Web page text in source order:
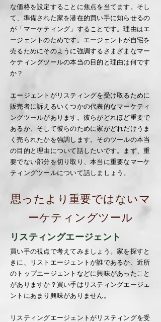
な価格を設定することに焦点を当てます。そし
て、準備された家を潜在的買い手に知らせるの
が「マーケティング」することです。理由はエ
ージェントのためです。エージェントが自宅を
売るためにそのように強調するさまざまなマー
ケティングツールの本当の目的と理由は何です
か？
エージェントがリスティングを受け取るために
販売者に訴えるいくつかの代表的なマーケティ
ングツールがあります。彼らがどれほど重要で
あるか、そして彼らのために家がどれだけうま
く売られたかを強調します。そのツールの本当
の目的と理由について話したいです。まず、重
要でない部分を切り取り、本当に重要なマーケ
ティングツールについて話しましょう。
思ったより重要ではないマ
ーケティングツール
リスティングエージェント
買い手の視点で考えてみましょう。家を探すと
きに、リストエージェントが誰であるか、近所
のトップエージェントなどに興味があったこと
がありますか？買い手はリスティングエージェ
ントにあまり興味がありません。
リスティングエージェントがリスティングを受